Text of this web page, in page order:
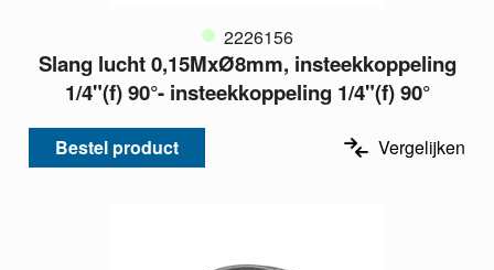
2226156
Slang lucht 0,15MxØ8mm, insteekkoppeling
1/4"(f) 90°- insteekkoppeling 1/4"(f) 90°
Bestel product Vergelijken